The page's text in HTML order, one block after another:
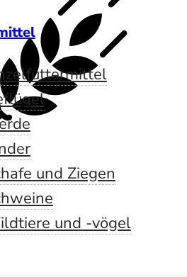
und Ziegen
und -vögel